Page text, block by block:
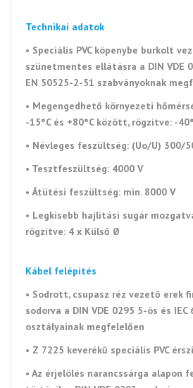
Technikai adatok
• Speciális PVC köpenybe burkolt
szünetmentes ellátásra a DIN VDE
EN 50525-2-51 szabványoknak
• Megengedhető környezeti
-15°C és +80°C között, rögzítve: -
• Névleges feszültség: (Uo/U) 300/
• Tesztfeszültség: 4000 V
• Átütési feszültség: min. 8000 V
• Legkisebb hajlítási sugár
rögzítve: 4 x Külső Ø
Kábel felépítés
• Sodrott, csupasz réz vezető erek
sodorva a DIN VDE 0295 5-ös és IEC
osztályainak megfelelően
• Z 7225 keverékű speciális PVC
• Az érjelölés narancssárga alapon